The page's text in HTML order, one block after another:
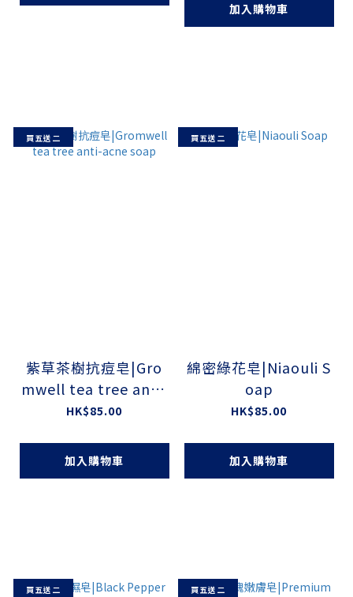
加入購物車
買五送二
紫草茶樹抗痘皂|Gro
mwell tea tree anti-
acne soap
HK$85.00
加入購物車
買五送二
綿密綠花皂|Niaouli S
oap
HK$85.00
加入購物車
買五送二 買五送二